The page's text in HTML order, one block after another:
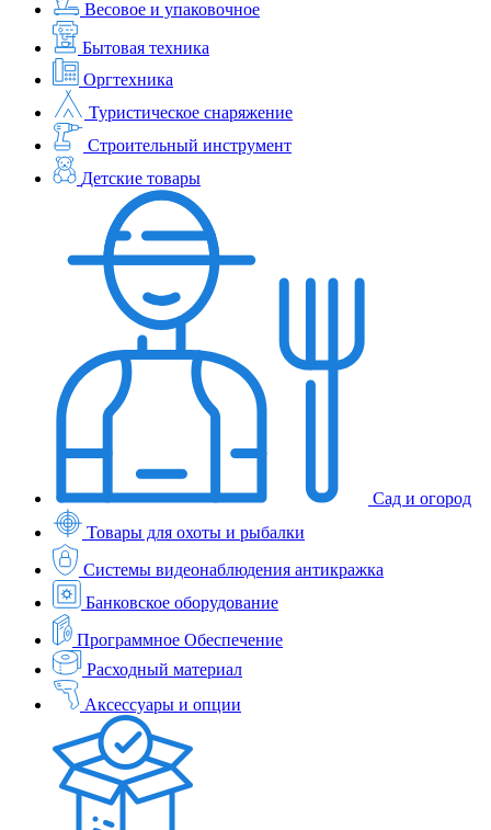
Весовое и упаковочное
Бытовая техника
Оргтехника
Туристическое снаряжение
Строительный инструмент
Детские товары
Сад и огород
Товары для охоты и рыбалки
Системы видеонаблюдения антикражка
Банковское оборудование
Программное Обеспечение
Расходный материал
Аксессуары и опции